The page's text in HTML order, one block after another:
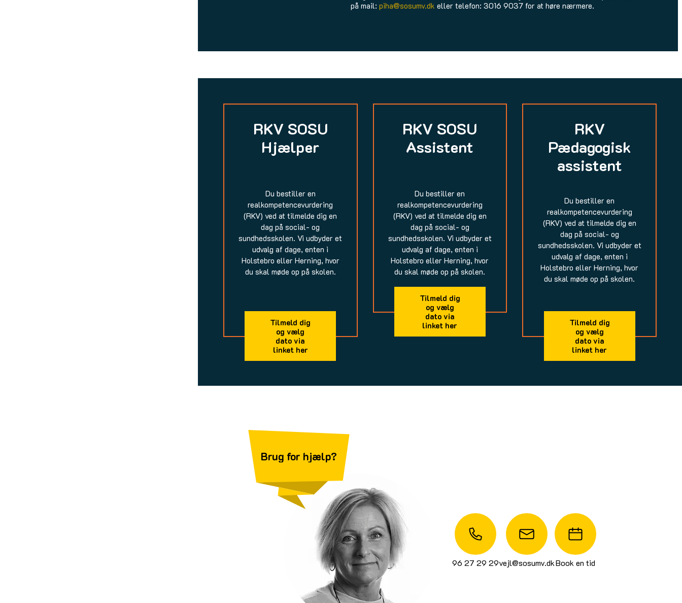
på mail: piha@sosumv.dk eller telefon: 3016 9037 for at høre nærmere.
RKV SOSU
Hjælper
Du bestiller en
realkompetencevurdering
(RKV) ved at tilmelde dig en
dag på social- og
sundhedsskolen. Vi udbyder et
udvalg af dage, enten i
Holstebro eller Herning, hvor
du skal møde op på skolen.
Tilmeld dig
og vælg
dato via
linket her
RKV SOSU
Assistent
Du bestiller en
realkompetencevurdering
(RKV) ved at tilmelde dig en
dag på social- og
sundhedsskolen. Vi udbyder et
udvalg af dage, enten i
Holstebro eller Herning, hvor
du skal møde op på skolen.
Tilmeld dig
og vælg
dato via
linket her
RKV
Pædagogisk
assistent
Du bestiller en
realkompetencevurdering
(RKV) ved at tilmelde dig en
dag på social- og
sundhedsskolen. Vi udbyder et
udvalg af dage, enten i
Holstebro eller Herning, hvor
du skal møde op på skolen.
Tilmeld dig
og vælg
dato via
linket her
Brug for hjælp?
96 27 29 29vejl@sosumv.dkBook en tid